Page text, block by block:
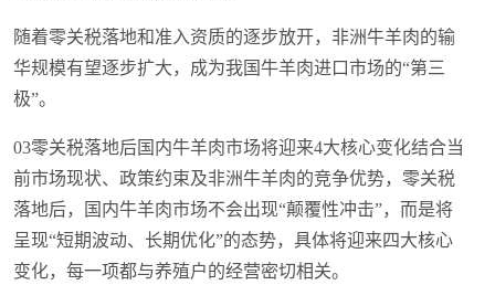
随着零关税落地和准入资质的逐步放开，非洲牛羊肉的输
华规模有望逐步扩大，成为我国牛羊肉进口市场的“第三
极”。
03零关税落地后国内牛羊肉市场将迎来4大核心变化结合当
前市场现状、政策约束及非洲牛羊肉的竞争优势，零关税
落地后，国内牛羊肉市场不会出现“颠覆性冲击”，而是将
呈现“短期波动、长期优化”的态势，具体将迎来四大核心
变化，每一项都与养殖户的经营密切相关。